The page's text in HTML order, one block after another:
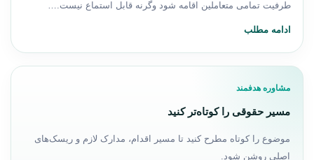
طرفیت تمامی متعاملین اقامه شود وگرنه قابل استماع نیست.…
ادامه مطلب
مشاوره هدفمند
مسیر حقوقی را کوتاه‌تر کنید
موضوع را کوتاه مطرح کنید تا مسیر اقدام، مدارک لازم و ریسک‌های
اصلی روشن شود.